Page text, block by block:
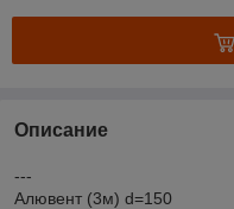
Описание
---
Алювент (3м) d=150